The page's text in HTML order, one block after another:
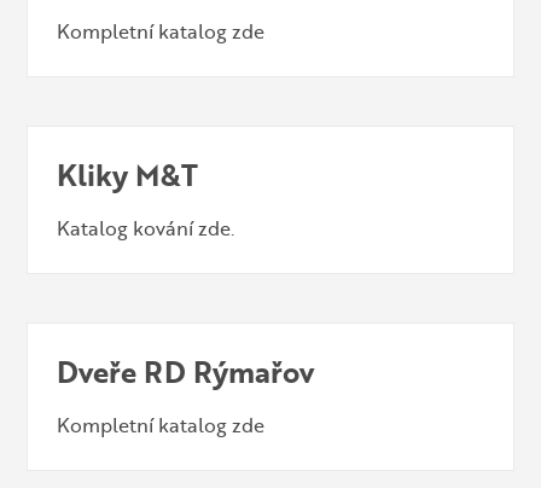
Kompletní katalog zde
Kliky M&T
Katalog kování zde.
Dveře RD Rýmařov
Kompletní katalog zde